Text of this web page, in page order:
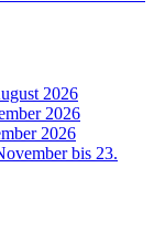
2026
2026
2026
bis 23.